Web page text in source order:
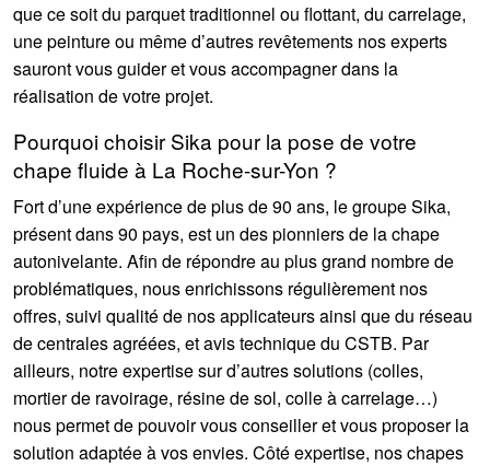
que ce soit du parquet traditionnel ou flottant, du carrelage,
une peinture ou même d’autres revêtements nos experts
sauront vous guider et vous accompagner dans la
réalisation de votre projet.
Pourquoi choisir Sika pour la pose de votre
chape fluide à La Roche-sur-Yon ?
Fort d’une expérience de plus de 90 ans, le groupe Sika,
présent dans 90 pays, est un des pionniers de la chape
autonivelante. Afin de répondre au plus grand nombre de
problématiques, nous enrichissons régulièrement nos
offres, suivi qualité de nos applicateurs ainsi que du réseau
de centrales agréées, et avis technique du CSTB. Par
ailleurs, notre expertise sur d’autres solutions (colles,
mortier de ravoirage, résine de sol, colle à carrelage…)
nous permet de pouvoir vous conseiller et vous proposer la
solution adaptée à vos envies. Côté expertise, nos chapes